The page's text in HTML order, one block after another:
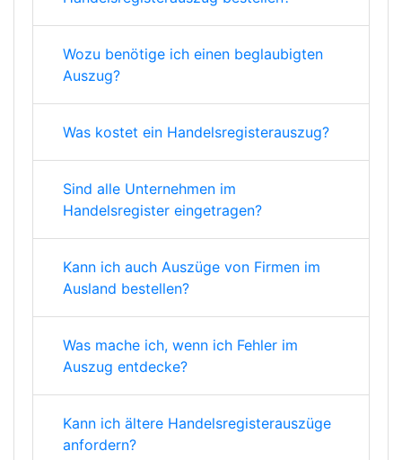
Wozu benötige ich einen beglaubigten
Auszug?
Was kostet ein Handelsregisterauszug?
Sind alle Unternehmen im
Handelsregister eingetragen?
Kann ich auch Auszüge von Firmen im
Ausland bestellen?
Was mache ich, wenn ich Fehler im
Auszug entdecke?
Kann ich ältere Handelsregisterauszüge
anfordern?